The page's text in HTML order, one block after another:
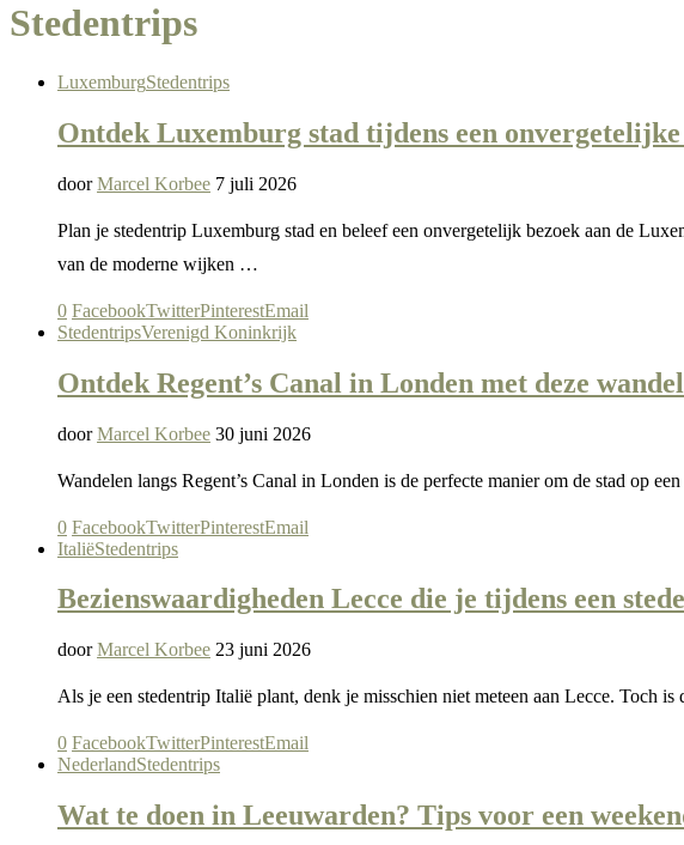
Stedentrips
LuxemburgStedentrips
Ontdek Luxemburg stad tijdens een
doorMarcel Korbee 7 juli 2026
Plan je stedentrip Luxemburg stad en beleef een onvergetelijk bezoek aan de
van de moderne wijken …
0 FacebookTwitterPinterestEmail
StedentripsVerenigd Koninkrijk
Ontdek Regent’s Canal in Londen met deze
doorMarcel Korbee 30 juni 2026
Wandelen langs Regent’s Canal in Londen is de perfecte manier om de stad op
0 FacebookTwitterPinterestEmail
ItaliëStedentrips
Bezienswaardigheden Lecce die je tijdens een
doorMarcel Korbee 23 juni 2026
Als je een stedentrip Italië plant, denk je misschien niet meteen aan Lecce. Toch
0 FacebookTwitterPinterestEmail
NederlandStedentrips
Wat te doen in Leeuwarden? Tips voor een